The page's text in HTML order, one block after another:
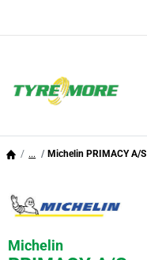
... Michelin PRIMACY A/S
Michelin